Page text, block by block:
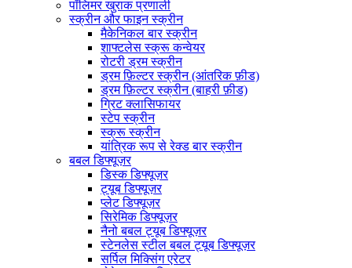
पॉलिमर खुराक प्रणाली
स्क्रीन और फाइन स्क्रीन
मैकेनिकल बार स्क्रीन
शाफ्टलेस स्क्रू कन्वेयर
रोटरी ड्रम स्क्रीन
ड्रम फ़िल्टर स्क्रीन (आंतरिक फ़ीड)
ड्रम फ़िल्टर स्क्रीन (बाहरी फ़ीड)
ग्रिट क्लासिफायर
स्टेप स्क्रीन
स्क्रू स्क्रीन
यांत्रिक रूप से रेक्ड बार स्क्रीन
बबल डिफ्यूज़र
डिस्क डिफ्यूज़र
ट्यूब डिफ्यूज़र
प्लेट डिफ्यूज़र
सिरेमिक डिफ्यूज़र
नैनो बबल ट्यूब डिफ्यूज़र
स्टेनलेस स्टील बबल ट्यूब डिफ्यूज़र
सर्पिल मिक्सिंग एरेटर